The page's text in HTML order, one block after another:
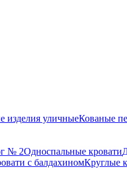
изделия уличныеКованые
№ 2Односпальные кровати
с балдахиномКруглые